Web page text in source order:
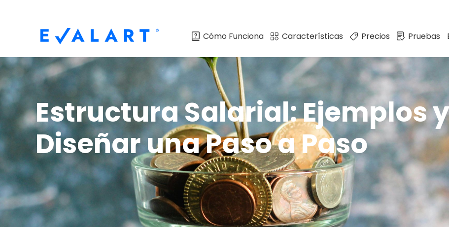
Cómo Funciona Características Precios Pruebas
Estructura Salarial: Ejemplos
Diseñar una Paso a Paso